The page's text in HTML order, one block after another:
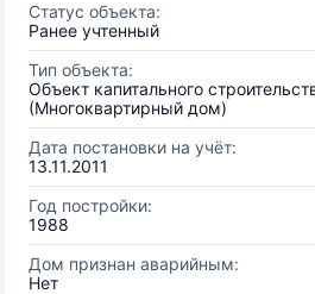
Статус объекта:
Ранее учтенный
Тип объекта:
Объект капитального
(Многоквартирный дом)
Дата постановки на учёт:
13.11.2011
Год постройки:
1988
Дом признан аварийным:
Нет